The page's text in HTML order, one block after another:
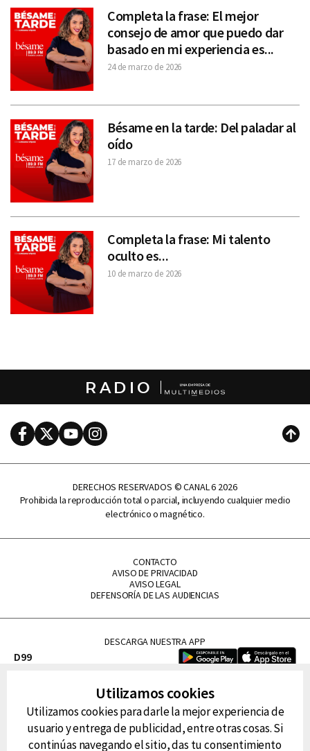
Completa la frase: El mejor
consejo de amor que puedo dar
basado en mi experiencia es...
24 de marzo de 2026
Bésame en la tarde: Del paladar al
oído
17 de marzo de 2026
Completa la frase: Mi talento
oculto es...
10 de marzo de 2026
RADIO
FacebookTwitterYoutubeInstagram
DERECHOS RESERVADOS © CANAL 6 2026
Prohibida la reproducción total o parcial, incluyendo cualquier medio
electrónico o magnético.
CONTACTO
AVISO DE PRIVACIDAD
AVISO LEGAL
DEFENSORÍA DE LAS AUDIENCIAS
DESCARGA NUESTRA APP
D99
FM Tu
RG Deportiva
Utilizamos cookies
Utilizamos cookies para darle la mejor experiencia de
usuario y entrega de publicidad, entre otras cosas. Si
continúas navegando el sitio, das tu consentimiento